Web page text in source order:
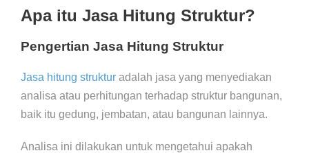
Apa itu Jasa Hitung Struktur?
Pengertian Jasa Hitung Struktur
Jasa hitung struktur adalah jasa yang menyediakan
analisa atau perhitungan terhadap struktur bangunan,
baik itu gedung, jembatan, atau bangunan lainnya.
Analisa ini dilakukan untuk mengetahui apakah